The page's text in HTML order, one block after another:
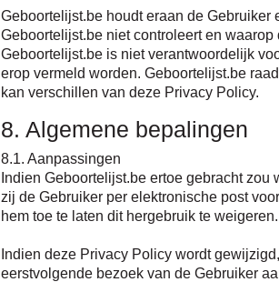
Geboortelijst.be houdt eraan de
Geboortelijst.be niet controleert en
Geboortelijst.be is niet verantwoordelijk
erop vermeld worden. Geboortelijst.be
kan verschillen van deze Privacy Policy.
8. Algemene bepalingen
8.1. Aanpassingen
Indien Geboortelijst.be ertoe gebracht
zij de Gebruiker per elektronische post
hem toe te laten dit hergebruik te weigeren.
Indien deze Privacy Policy wordt
eerstvolgende bezoek van de Gebruiker